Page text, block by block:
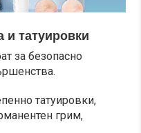
и татуировки
за безопасно
татуировки,
грим,